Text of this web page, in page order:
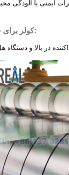
کولر برای خط برش فلز:
در بالا و دستگاه